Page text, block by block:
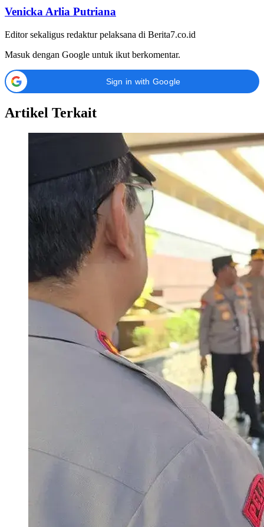
Venicka Arlia Putriana
Editor sekaligus redaktur pelaksana di Berita7.co.id
Masuk dengan Google untuk ikut berkomentar.
Sign in with Google
Artikel Terkait